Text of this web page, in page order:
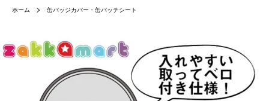
ホーム 缶バッジカバー・缶バッチシート